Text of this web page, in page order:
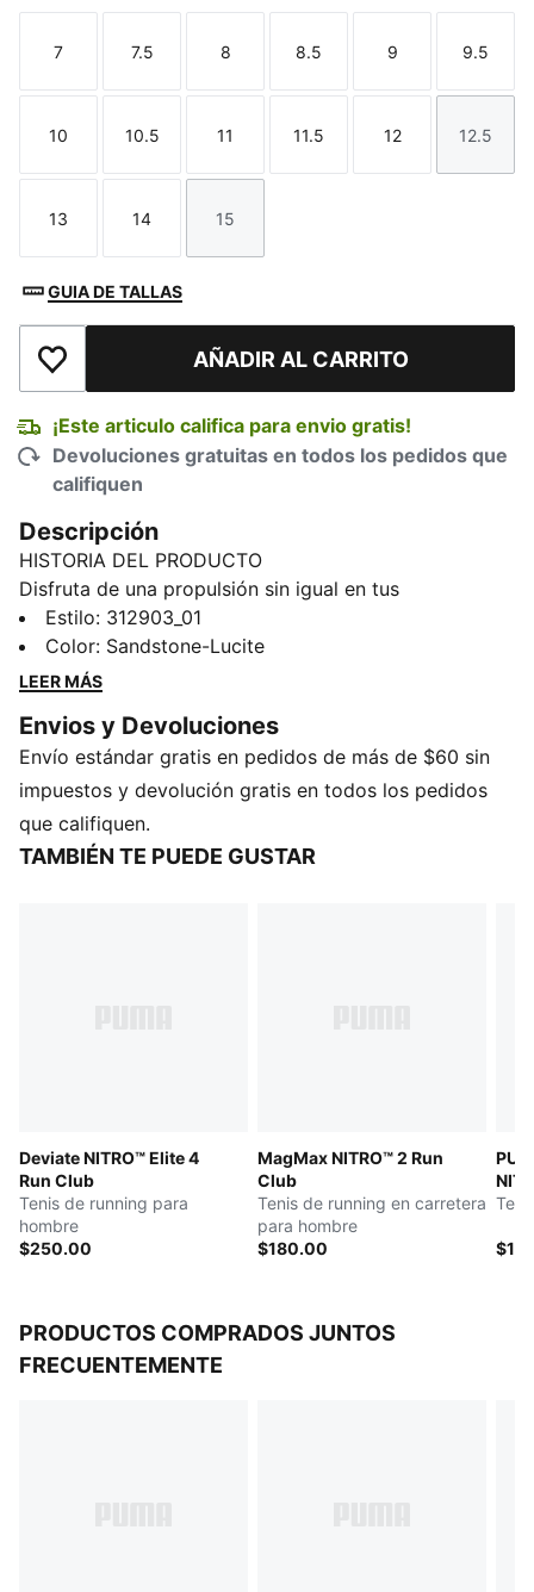
Talla
7
Talla
7.5
Talla
8
Talla
8.5
Talla
9
Talla
9.5
Talla
10
Talla
10.5
Talla
11
Talla
11.5
Talla
12
Talla
12.5
Talla
13
Talla
14
Talla
15
GUIA DE TALLAS
Añadir a la lista de deseosAÑADIR AL CARRITO
¡Este articulo califica para envio gratis!
Devoluciones gratuitas en todos los pedidos que
califiquen
Descripción
HISTORIA DEL PRODUCTO
Disfruta de una propulsión sin igual en tus
entrenamientos diarios con los Deviate NITRO™ 4, que
incorporan la tecnología PWRPLATE y la espuma
NITRO™. Este calzado, de gran capacidad de
velocidad a cada zancada.
CARACTERÍSTICAS Y BENEFICIOS
NITROFOAM™: Espuma avanzada inyectada con
nitrógeno, diseñada para brindar una capacidad de
respuesta y amortiguación superiores en un paquete
Cierre: cordones
Altura de la suela: 39 mm / 29 mm
Tipo de talón: plano
Peso: 250 g (talla UK8)
Pronación: neutra
Malla técnica para mayor ventilación y elasticidad,
Estilo: 312903_01
Color: Sandstone-Lucite
LEER MÁS
Envios y Devoluciones
Envío estándar gratis en pedidos de más de $60 sin
impuestos y devolución gratis en todos los pedidos
que califiquen.
TAMBIÉN TE PUEDE GUSTAR
Deviate NITRO™ Elite 4
Run Club
Tenis de running para
hombre
$250.00
MagMax NITRO™ 2 Run
Club
Tenis de running en carretera
para hombre
$180.00
PRODUCTOS COMPRADOS JUNTOS
FRECUENTEMENTE